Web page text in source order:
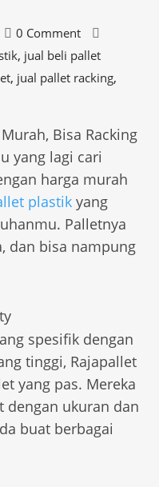
0 Comment
, jual beli pallet
, jual pallet racking,
Bisa Racking
yang lagi cari
harga murah
plastikyang
Palletnya
dan bisa nampung
spesifik dengan
tinggi, Rajapallet
yang pas. Mereka
dengan ukuran dan
buat berbagai